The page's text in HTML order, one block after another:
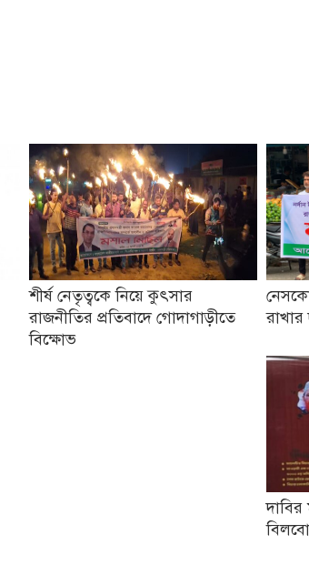
শীর্ষ নেতৃত্বকে নিয়ে কুৎসার
রাজনীতির প্রতিবাদে গোদাগাড়ীতে
বিক্ষোভ
রাখার